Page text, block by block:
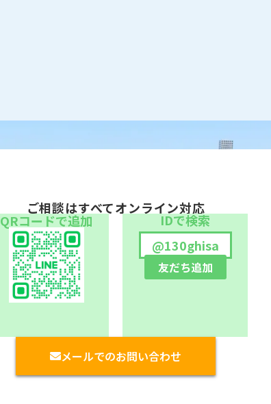
ご相談はすべてオンライン対応
QRコードで追加
IDで検索
@130ghisa
友だち追加
メールでのお問い合わせ